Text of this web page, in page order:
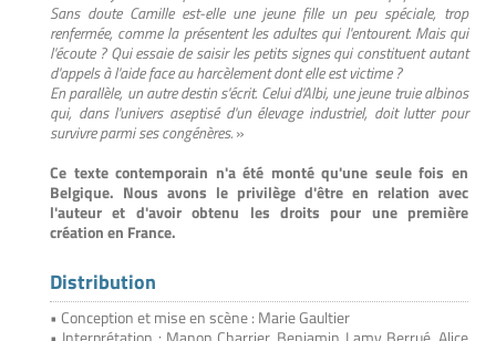
Sans doute Camille est-elle une jeune fille un peu spéciale, trop
renfermée, comme la présentent les adultes qui l'entourent. Mais qui
l'écoute ? Qui essaie de saisir les petits signes qui constituent autant
d'appels à l'aide face au harcèlement dont elle est victime ?
En parallèle, un autre destin s'écrit. Celui d'Albi, une jeune truie albinos
qui, dans l'univers aseptisé d'un élevage industriel, doit lutter pour
survivre parmi ses congénères.»
Ce texte contemporain n'a été monté qu'une seule fois en
Belgique. Nous avons le privilège d'être en relation avec
l'auteur et d'avoir obtenu les droits pour une première
création en France.
Distribution
• Conception et mise en scène : Marie Gaultier